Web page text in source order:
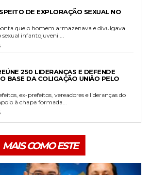
DE EXPLORAÇÃO SEXUAL NO
que o homem armazenava e divulgava
sexual infantojuvenil...
250 LIDERANÇAS E DEFENDE
BASE DA COLIGAÇÃO UNIÃO PELO
ex-prefeitos, vereadores e lideranças do
à chapa formada...
MAIS COMO ESTE